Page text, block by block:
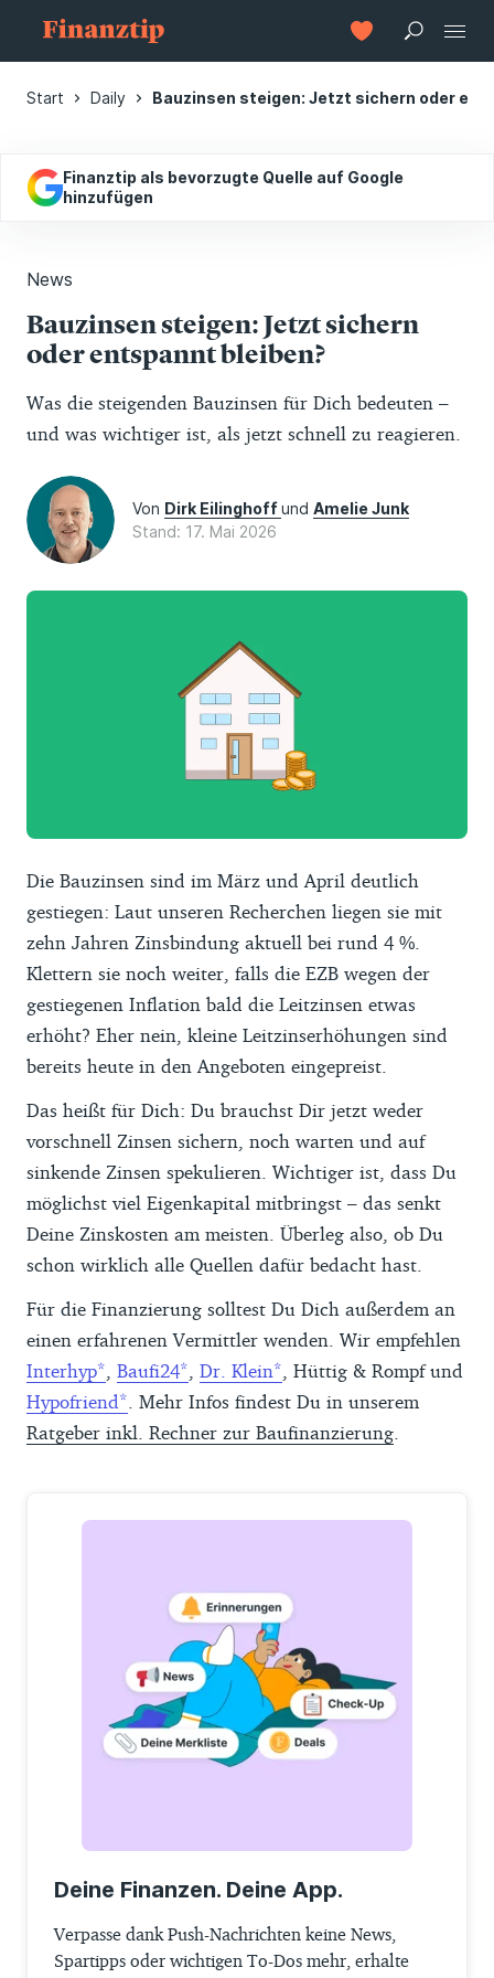
Start Daily Bauzinsen steigen: Jetzt sichern oder
Finanztip als bevorzugte Quelle auf Google
hinzufügen
News
Bauzinsen steigen: Jetzt sichern
oder entspannt bleiben?
Was die steigenden Bauzinsen für Dich bedeuten –
und was wichtiger ist, als jetzt schnell zu reagieren.
Von Dirk Eilinghoffund Amelie Junk
Stand: 17. Mai 2026
Die Bauzinsen sind im März und April deutlich
gestiegen: Laut unseren Recherchen liegen sie mit
zehn Jahren Zinsbindung aktuell bei rund 4 %.
Klettern sie noch weiter, falls die EZB wegen der
gestiegenen Inflation bald die Leitzinsen etwas
erhöht? Eher nein, kleine Leitzinserhöhungen sind
bereits heute in den Angeboten eingepreist.
Das heißt für Dich: Du brauchst Dir jetzt weder
vorschnell Zinsen sichern, noch warten und auf
sinkende Zinsen spekulieren. Wichtiger ist, dass Du
möglichst viel Eigenkapital mitbringst – das senkt
Deine Zinskosten am meisten. Überleg also, ob Du
schon wirklich alle Quellen dafür bedacht hast.
Für die Finanzierung solltest Du Dich außerdem an
einen erfahrenen Vermittler wenden. Wir empfehlen
Interhyp
Baufi24 Dr. Klein
, Hüttig & Rompf und
Hypofriend
. Mehr Infos findest Du in unserem
Ratgeber inkl. Rechner zur Baufinanzierung
Deine Finanzen. Deine App.
Verpasse dank Push-Nachrichten keine News,
Spartipps oder wichtigen To-Dos mehr, erhalte